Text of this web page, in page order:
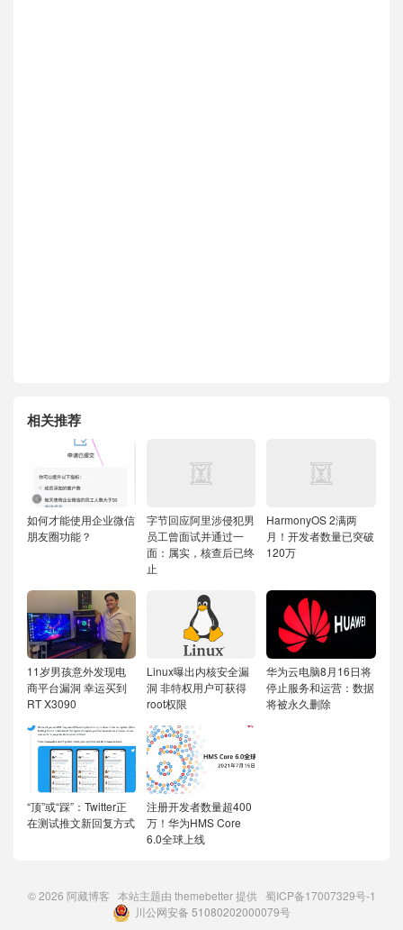
相关推荐
如何才能使用企业微信
朋友圈功能？
字节回应阿里涉侵犯男
员工曾面试并通过一
面：属实，核查后已终
止
HarmonyOS 2满两
月！开发者数量已突破
120万
11岁男孩意外发现电
商平台漏洞 幸运买到
RT X3090
Linux曝出内核安全漏
洞 非特权用户可获得
root权限
华为云电脑8月16日将
停止服务和运营：数据
将被永久删除
“顶”或“踩”：Twitter正
在测试推文新回复方式
注册开发者数量超400
万！华为HMS Core
6.0全球上线
© 2026 阿藏博客 本站主题由 themebetter提供 蜀ICP备17007329号-1
川公网安备 51080202000079号